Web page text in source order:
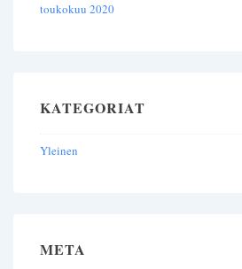
toukokuu 2020
KATEGORIAT
Yleinen
META